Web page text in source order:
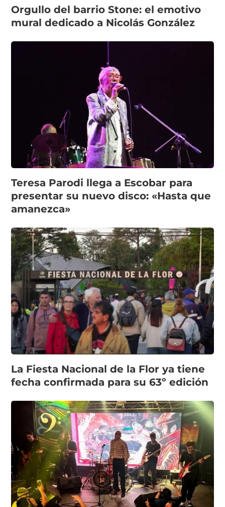
Orgullo del barrio Stone: el emotivo
mural dedicado a Nicolás González
Teresa Parodi llega a Escobar para
presentar su nuevo disco: «Hasta que
amanezca»
La Fiesta Nacional de la Flor ya tiene
fecha confirmada para su 63º edición